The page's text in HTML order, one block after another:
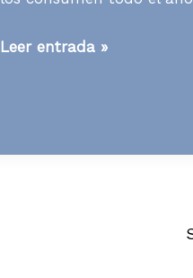
Media
Leer entrada »